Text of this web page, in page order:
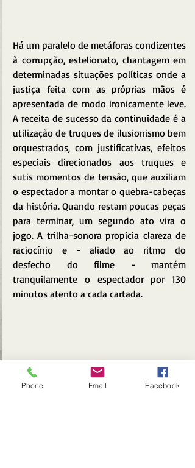
Há um paralelo de metáforas condizentes
à corrupção, estelionato, chantagem em
determinadas situações políticas onde a
justiça feita com as próprias mãos é
apresentada de modo ironicamente leve.
A receita de sucesso da continuidade é a
utilização de truques de ilusionismo bem
orquestrados, com justificativas, efeitos
especiais direcionados aos truques e
sutis momentos de tensão, que auxiliam
o espectador a montar o quebra-cabeças
da história. Quando restam poucas peças
para terminar, um segundo ato vira o
jogo. A trilha-sonora propicia clareza de
raciocínio e - aliado ao ritmo do
desfecho do filme - mantém
tranquilamente o espectador por 130
minutos atento a cada cartada.
Phone Email Facebook